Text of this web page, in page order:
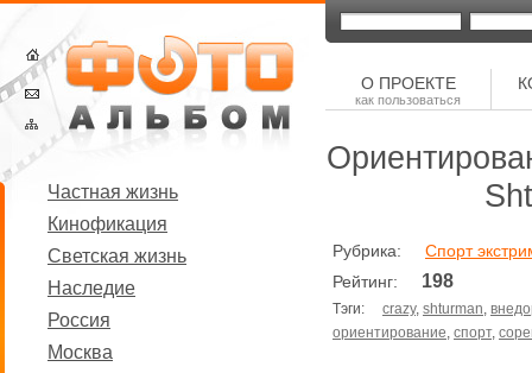
Частная жизнь
Кинофикация
Светская жизнь
Наследие
Россия
Москва
О ПРОЕКТЕ
как пользоваться
Рубрика: Спорт
Рейтинг: 198
Тэги: crazy, shturman,
ориентирование, спорт,